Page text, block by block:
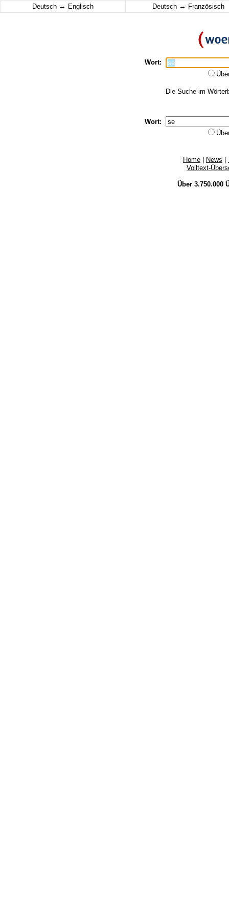
Deutsch ↔ Englisch Deutsch ↔ Französisch
Wort:
Die Suche im
Wort:
Home News
Volltext-
Über 3.750.000